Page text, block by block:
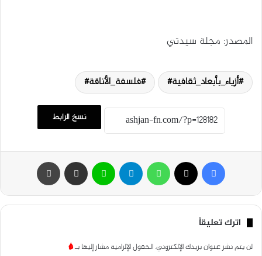
المصدر: مجلة سيدتي
أزياء_بأبعاد_ثقافية# فلسفة_الأناقة#
نسخ الرابط
اترك تعليقاً
لن يتم نشر عنوان بريدك الإلكتروني.الحقول الإلزامية مشار إليها بـ*